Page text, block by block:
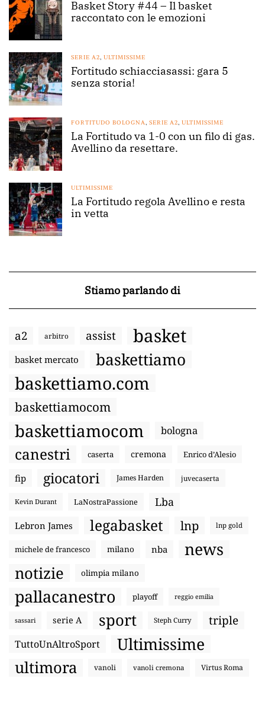
Basket Story #44 – Il basket
raccontato con le emozioni
SERIE A2, ULTIMISSIME
Fortitudo schiacciasassi: gara 5
senza storia!
FORTITUDO BOLOGNA, SERIE A2, ULTIMISSIME
La Fortitudo va 1-0 con un filo di gas.
Avellino da resettare.
ULTIMISSIME
La Fortitudo regola Avellino e resta
in vetta
Stiamo parlando di
a2 arbitro assist basket
basket mercato baskettiamo
baskettiamo.com
baskettiamocom
baskettiamocom bologna
canestri caserta cremona Enrico d’Alesio
fip giocatori James Harden juvecaserta
Kevin Durant LaNostraPassione Lba
Lebron James legabasket lnp lnp gold
michele de francesco milano nba news
notizie olimpia milano
pallacanestro playoff reggio emilia
sassari serie A sport Steph Curry triple
TuttoUnAltroSport Ultimissime
ultimora vanoli vanoli cremona Virtus Roma